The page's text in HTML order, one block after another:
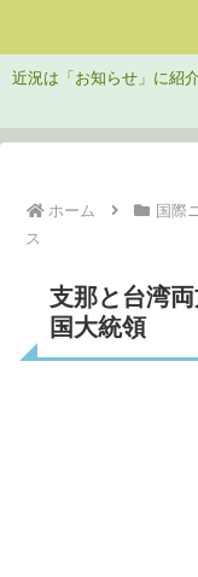
近況は「お知らせ」に紹
ホーム 国際
ス
支那と台湾
国大統領